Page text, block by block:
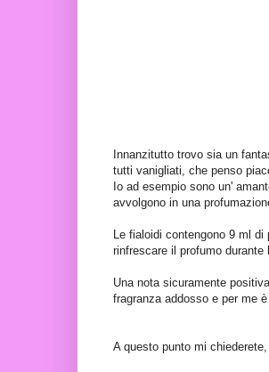
Innanzitutto trovo sia un
tutti vanigliati, che penso
Io ad esempio sono un'
avvolgono in una
Le fialoidi contengono 9 ml
rinfrescare il profumo durante
Una nota sicuramente
fragranza addosso e per me
A questo punto mi